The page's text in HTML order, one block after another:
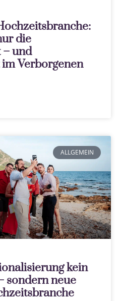
die
und
Verborgenen
ALLGEMEIN
kein
sondern neue